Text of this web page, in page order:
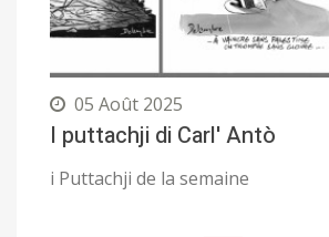
05 Août 2025
I puttachji di Carl' Antò
i Puttachji de la semaine